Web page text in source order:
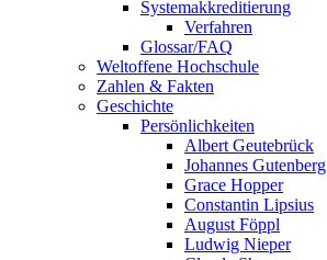
Systemakkreditierung
Verfahren
Glossar/FAQ
Weltoffene Hochschule
Zahlen & Fakten
Geschichte
Persönlichkeiten
Albert Geutebrück
Johannes Gutenberg
Grace Hopper
Constantin Lipsius
August Föppl
Ludwig Nieper